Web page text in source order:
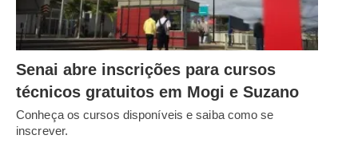
Senai abre inscrições para cursos
técnicos gratuitos em Mogi e Suzano
Conheça os cursos disponíveis e saiba como se
inscrever.